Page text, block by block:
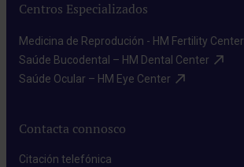
Centros Especializados
Medicina de Reprodución - HM Fertility Center​
Saúde Bucodental – HM Dental Center​
Saúde Ocular – HM Eye Center​
Contacta connosco
Citación telefónica